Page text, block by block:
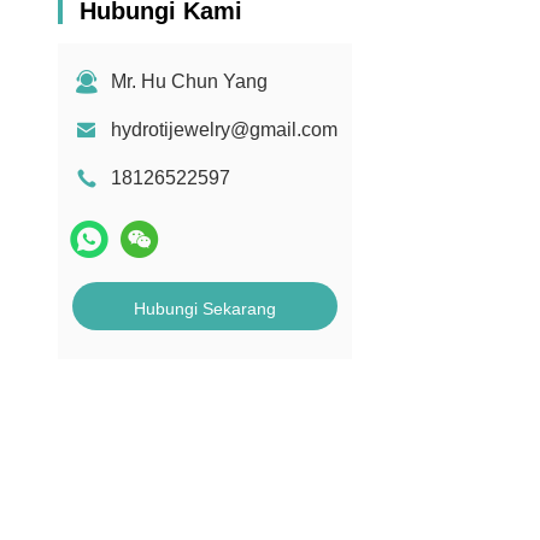
Hubungi Kami
Mr. Hu Chun Yang
hydrotijewelry@gmail.com
18126522597
Hubungi Sekarang